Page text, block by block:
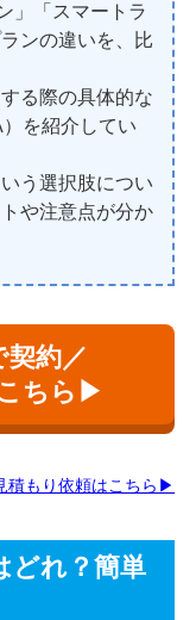
」「スマートラ
ンの違いを、比
る際の具体的な
を紹介してい
う選択肢につい
や注意点が分か
契約／
ちら▶
もり依頼はこちら▶
どれ？簡単